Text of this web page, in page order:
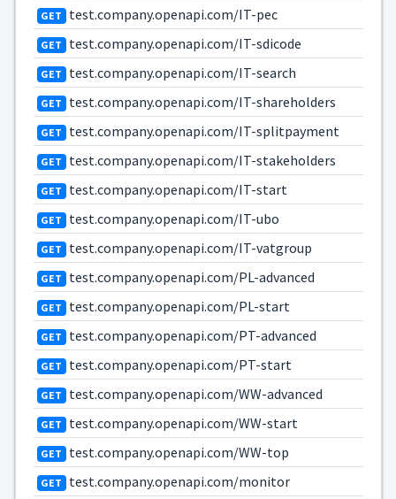
GET test.company.openapi.com/IT-pec
GET test.company.openapi.com/IT-sdicode
GET test.company.openapi.com/IT-search
GET test.company.openapi.com/IT-shareholders
GET test.company.openapi.com/IT-splitpayment
GET test.company.openapi.com/IT-stakeholders
GET test.company.openapi.com/IT-start
GET test.company.openapi.com/IT-ubo
GET test.company.openapi.com/IT-vatgroup
GET test.company.openapi.com/PL-advanced
GET test.company.openapi.com/PL-start
GET test.company.openapi.com/PT-advanced
GET test.company.openapi.com/PT-start
GET test.company.openapi.com/WW-advanced
GET test.company.openapi.com/WW-start
GET test.company.openapi.com/WW-top
GET test.company.openapi.com/monitor